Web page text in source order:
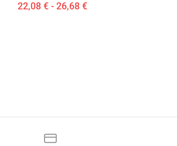
22,08 € - 26,68 €